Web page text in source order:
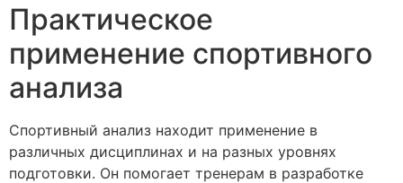
Практическое
применение спортивного
анализа
Спортивный анализ находит применение в
различных дисциплинах и на разных уровнях
подготовки. Он помогает тренерам в разработке